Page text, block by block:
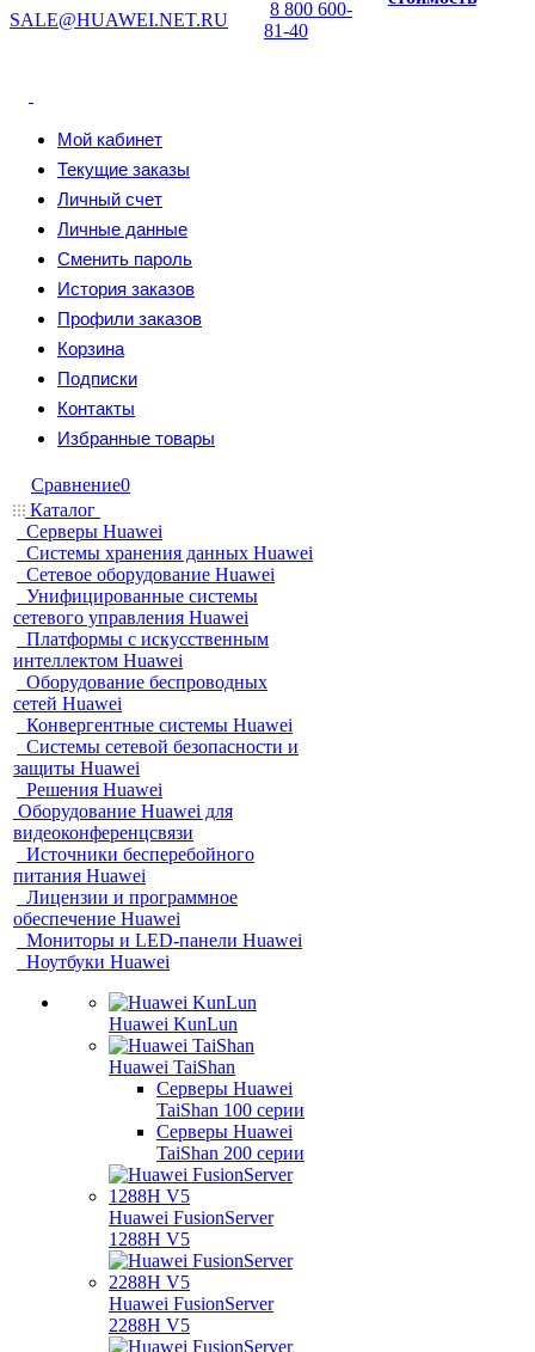
SALE@HUAWEI.NET.RU
8 800 600-
81-40
Мой кабинет
Текущие заказы
Личный счет
Личные данные
Сменить пароль
История заказов
Профили заказов
Корзина
Подписки
Контакты
Избранные товары
Сравнение0
Каталог
Серверы Huawei
Системы хранения данных Huawei
Сетевое оборудование Huawei
Унифицированные системы
сетевого управления Huawei
Платформы с искусственным
интеллектом Huawei
Оборудование беспроводных
сетей Huawei
Конвергентные системы Huawei
Системы сетевой безопасности и
защиты Huawei
Решения Huawei
Оборудование Huawei для
видеоконференцсвязи
Источники бесперебойного
питания Huawei
Лицензии и программное
обеспечение Huawei
Мониторы и LED-панели Huawei
Ноутбуки Huawei
Huawei KunLun
Huawei TaiShan
Серверы Huawei
TaiShan 100 серии
Серверы Huawei
TaiShan 200 серии
Huawei FusionServer
1288H V5
Huawei FusionServer
2288H V5